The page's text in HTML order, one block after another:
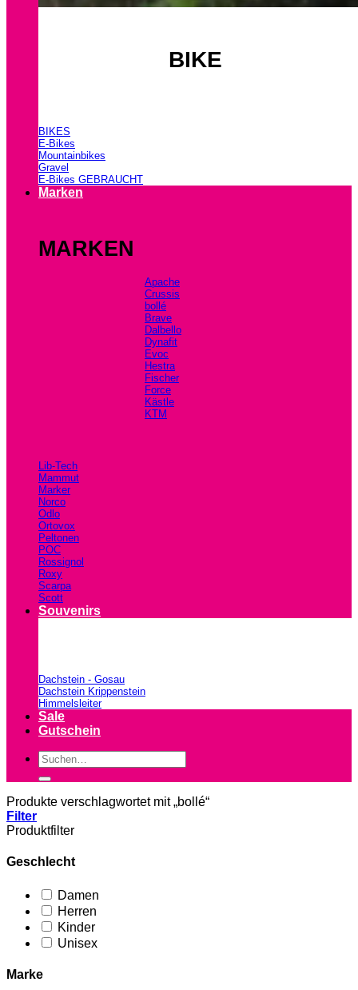
BIKE
BIKES
E-Bikes
Mountainbikes
Gravel
E-Bikes GEBRAUCHT
Marken
MARKEN
Apache
Crussis
bollé
Brave
Dalbello
Dynafit
Evoc
Hestra
Fischer
Force
Kästle
KTM
Lib-Tech
Mammut
Marker
Norco
Odlo
Ortovox
Peltonen
POC
Rossignol
Roxy
Scarpa
Scott
Souvenirs
Dachstein - Gosau
Dachstein Krippenstein
Himmelsleiter
Sale
Gutschein
Suchen
nach:
Produkte verschlagwortet mit „bollé“
Filter
Produktfilter
Geschlecht
Damen
Herren
Kinder
Unisex
Marke